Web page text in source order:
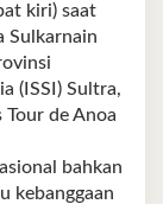
kiri) saat
Sulkarnain
(ISSI) Sultra,
de Anoa
bahkan
kebanggaan